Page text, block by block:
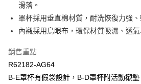
【關於「AFTEE先享後付」】
AFTEE先享後付是「在收到商品之後才付款」
便利好安心！
１．簡單：不需註冊會員、不需綁卡、不需儲
３．安心：先確認商品／服務後，再付款。
【「AFTEE先享後付」結帳流程】
１．於結帳方式選擇「AFTEE先享後付」後，
運送方式
全家取貨付款$888免運-以PackAge+配客
每筆NT$90，滿NT$888(含以上)免運費
滑落。
罩杯採用垂直棉材質，耐洗恢復力強、
內襯採用鳥眼布，環保材質吸濕、透氣
銷售重點
R62182-AG64
B-E罩杯有假袋設計，B-D罩杯附活動襯墊